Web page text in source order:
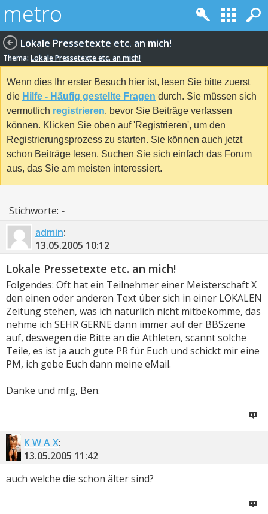
Lokale Pressetexte etc. an mich!
Thema: Lokale Pressetexte etc. an mich!
Wenn dies Ihr erster Besuch hier ist, lesen Sie bitte zuerst
die Hilfe - Häufig gestellte Fragen durch. Sie müssen sich
vermutlich registrieren, bevor Sie Beiträge verfassen
können. Klicken Sie oben auf 'Registrieren', um den
Registrierungsprozess zu starten. Sie können auch jetzt
schon Beiträge lesen. Suchen Sie sich einfach das Forum
aus, das Sie am meisten interessiert.
Stichworte: -
admin:
13.05.2005 10:12
Lokale Pressetexte etc. an mich!
Folgendes: Oft hat ein Teilnehmer einer Meisterschaft X
den einen oder anderen Text über sich in einer LOKALEN
Zeitung stehen, was ich natürlich nicht mitbekomme, das
nehme ich SEHR GERNE dann immer auf der BBSzene
auf, deswegen die Bitte an die Athleten, scannt solche
Teile, es ist ja auch gute PR für Euch und schickt mir eine
PM, ich gebe Euch dann meine eMail.
Danke und mfg, Ben.
K W A X:
13.05.2005 11:42
auch welche die schon älter sind?